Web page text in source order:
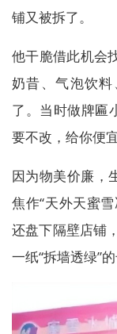
铺又被拆了。
他干脆借此机会
奶昔、气泡饮
了。当时做牌匾
要不改，给你便
因为物美价廉，
焦作“天外天蜜
还盘下隔壁店铺
一纸“拆墙透绿”